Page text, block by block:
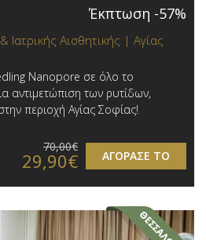
Έκπτωση -57%
Ιατρικής Αισθητικής | Αγίας
Nanopore σε όλο το
αντιμετώπιση των ρυτίδων,
περιοχή Αγίας Σοφίας!
ΑΓΟΡΑΣΕ ΤΟ
70,00€
29,90€